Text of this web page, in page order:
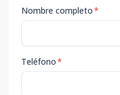
Nombre completo*
Teléfono*